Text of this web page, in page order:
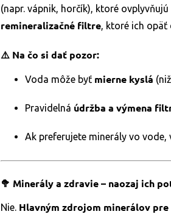
(napr. vápnik, horčík), ktoré
remineralizačné filtre, ktoré ich opäť
⚠️ Na čo si dať pozor:
Voda môže byť mierne kyslá
Pravidelná údržba a výmena
Ak preferujete minerály vo vode,
🥦 Minerály a zdravie – naozaj ich
Nie. Hlavným zdrojom minerálov